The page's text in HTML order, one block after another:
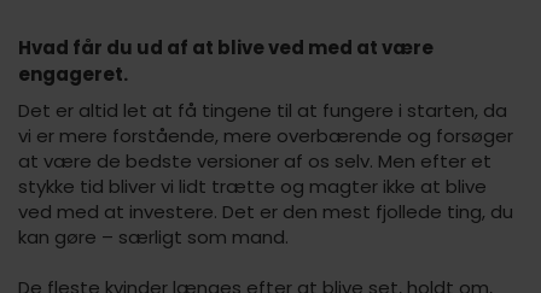
Hvad får du ud af at blive ved med at være
engageret.
Det er altid let at få tingene til at fungere i starten, da
vi er mere forstående, mere overbærende og forsøger
at være de bedste versioner af os selv. Men efter et
stykke tid bliver vi lidt trætte og magter ikke at blive
ved med at investere. Det er den mest fjollede ting, du
kan gøre – særligt som mand.
De fleste kvinder længes efter at blive set, holdt om,